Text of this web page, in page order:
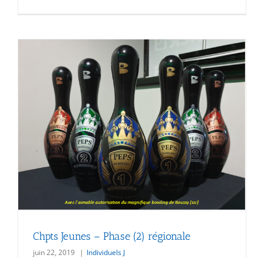
Chpts Jeunes – Phase (2) régionale
juin 22, 2019 | Individuels J